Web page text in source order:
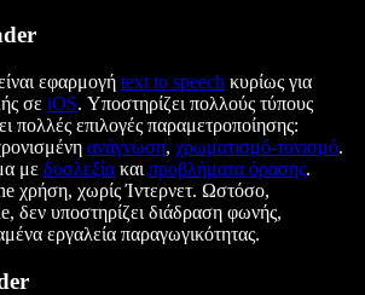
εφαρμογή text to speech κυρίως για
σε iOS. Υποστηρίζει πολλούς τύπους
πολλές επιλογές παραμετροποίησης:
ανάγνωση, χρωματισμό-τονισμό.
με δυσλεξία και προβλήματα όρασης.
χρήση, χωρίς Ίντερνετ. Ωστόσο,
δεν υποστηρίζει διάδραση φωνής,
εργαλεία παραγωγικότητας.